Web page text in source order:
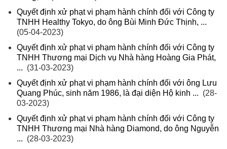
Quyết định xử phạt vi phạm hành chính đối với Công ty
TNHH Healthy Tokyo, do ông Bùi Minh Đức Thịnh, ...
(05-04-2023)
Quyết định xử phạt vi phạm hành chính đối với Công ty
TNHH Thương mại Dịch vụ Nhà hàng Hoàng Gia Phát,
... (31-03-2023)
Quyết định xử phạt vi phạm hành chính đối với ông Lưu
Quang Phúc, sinh năm 1986, là đại diện Hộ kinh ... (28-
03-2023)
Quyết định xử phạt vi phạm hành chính đối với Công ty
TNHH Thương mại Nhà hàng Diamond, do ông Nguyễn
... (28-03-2023)